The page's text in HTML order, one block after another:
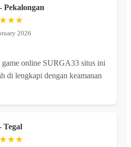
Pekalongan
2026
game online SURGA33 situs ini
di lengkapi dengan keamanan
Tegal